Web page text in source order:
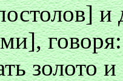
золото